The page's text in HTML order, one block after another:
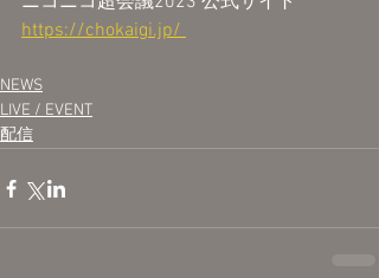
https://chokaigi.jp/
NEWS
LIVE / EVENT
配信